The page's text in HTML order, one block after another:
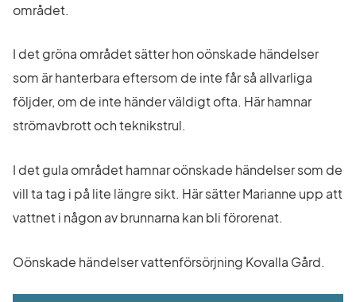
området.
I det gröna området sätter hon oönskade händelser
som är hanterbara eftersom de inte får så allvarliga
följder, om de inte händer väldigt ofta. Här hamnar
strömavbrott och teknikstrul.
I det gula området hamnar oönskade händelser som de
vill ta tag i på lite längre sikt. Här sätter Marianne upp att
vattnet i någon av brunnarna kan bli förorenat.
Oönskade händelser vattenförsörjning Kovalla Gård.